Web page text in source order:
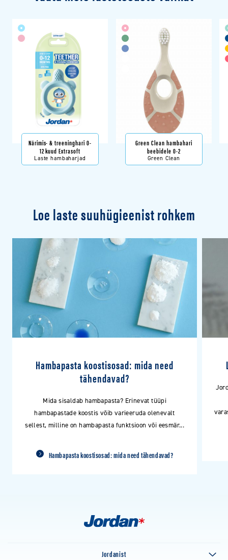
Närimis- & treeninghari 0-
12 kuud Extrasoft
Laste hambaharjad
Green Clean hambahari
beebidele 0-2
Green Clean
Loe laste suuhügieenist rohkem
Hambapasta koostisosad: mida need
tähendavad?
Mida sisaldab hambapasta? Erinevat tüüpi
hambapastade koostis võib varieeruda olenevalt
sellest, milline on hambapasta funktsioon või eesmär...
Hambapasta koostisosad: mida need tähendavad?
Jordanist